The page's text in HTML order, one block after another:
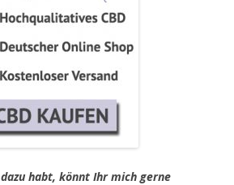
habt, könnt Ihr mich gerne